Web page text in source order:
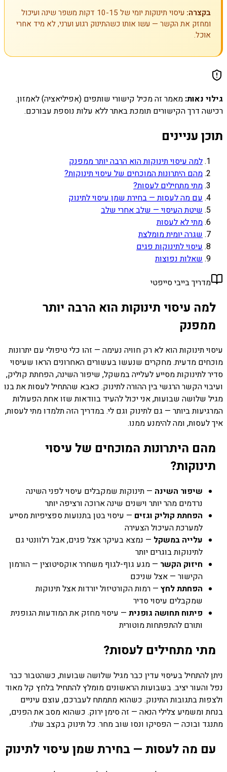
בקצרה:
עיסוי תינוקות יומי של 10-15 דקות משפר שינה ועיכול
ומחזק את הקשר — עשו אותו כשהתינוק רגוע וערני, לא מיד אחרי
אוכל.
גילוי נאות: מאמר זה מכיל קישורי שותפים (אפיליאציה) לאמזון.
רכישה דרך הקישורים תומכת באתר ללא עלות נוספת עבורכם.
תוכן עניינים
למה עיסוי תינוקות הוא הרבה יותר ממפנק
מהם היתרונות המוכחים של עיסוי תינוקות?
מתי מתחילים לעסות?
עם מה לעסות — בחירת שמן עיסוי לתינוק
שיטת העיסוי — שלב אחרי שלב
מתי לא לעסות
שגרה יומית מומלצת
עיסוי לתינוקות פגים
שאלות נפוצות
מדריך בייבי סייפטי
למה עיסוי תינוקות הוא הרבה יותר
ממפנק
עיסוי תינוקות הוא לא רק חוויה נעימה — זהו כלי טיפולי עם יתרונות
מוכחים מדעית. מחקרים שנעשו בעשורים האחרונים הראו שעיסוי
סדיר לתינוקות מסייע לעלייה במשקל, שיפור השינה, הפחתת קוליק,
ועיבוי הקשר הרגשי בין ההורה לתינוק. כאבא שהתחיל לעסות את בנו
מגיל שלושה שבועות, אני יכול להעיד בוודאות שזו אחת הפעולות
המרגיעות ביותר — גם לתינוק וגם לי. במדריך הזה תלמדו מתי לעסות,
איך לעסות, ומה להימנע ממנו.
מהם היתרונות המוכחים של עיסוי
תינוקות?
שיפור השינה — תינוקות שמקבלים עיסוי לפני השינה
נרדמים מהר יותר וישנים שינה ארוכה ורציפה יותר
הפחתת קוליק וגזים — עיסוי בטן בתנועות ספציפיות מסייע
למערכת העיכול הצעירה
עלייה במשקל — נמצא בעיקר אצל פגים, אבל רלוונטי גם
לתינוקות בוגרים יותר
חיזוק הקשר — מגע גוף-לגוף משחרר אוקסיטוצין — הורמון
הקישור — אצל שניכם
הפחתת לחץ — רמות הקורטיזול יורדות אצל תינוקות
שמקבלים עיסוי סדיר
פיתוח תחושה גופנית — עיסוי מחזק את המודעות הגופנית
ותורם להתפתחות מוטורית
מתי מתחילים לעסות?
ניתן להתחיל בעיסוי עדין כבר מגיל שלושה שבועות, כשהטבור כבר
נפל והעור יציב. בשבועות הראשונים מומלץ להתחיל בלחץ קל מאוד
ולצפות בתגובות התינוק. כשהוא מתמתח לעברכם, עוצם עיניים
בנחת ומשמיע צלילי הנאה — זה סימן ירוק. כשהוא מסב את הפנים,
מתנגד ובוכה — הפסיקו ונסו שוב מחר. כל תינוק בקצב שלו.
עם מה לעסות — בחירת שמן עיסוי לתינוק